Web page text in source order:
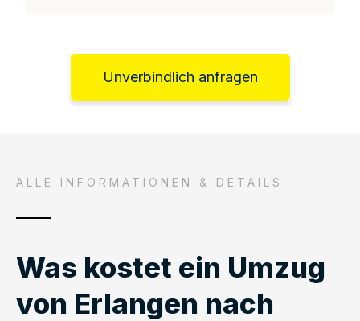
Unverbindlich anfragen
ALLE INFORMATIONEN & DETAILS
Was kostet ein Umzug
von Erlangen nach